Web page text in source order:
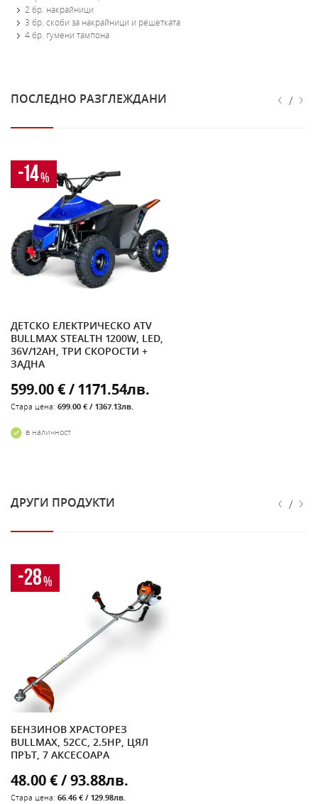
2 бр. накрайници
3 бр. скоби за накрайници и решетката
4 бр. гумени тампона
ПОСЛЕДНО РАЗГЛЕЖДАНИ ‹ / ›
-14%
ДЕТСКО ЕЛЕКТРИЧЕСКО ATV
BULLMAX STEALTH 1200W, LED,
36V/12AH, ТРИ СКОРОСТИ +
ЗАДНА
599.00 € / 1171.54лв.
Стара цена: 699.00 € / 1367.13лв.
в наличност
ДРУГИ ПРОДУКТИ ‹ / ›
-28%
БЕНЗИНОВ ХРАСТОРЕЗ
BULLMAX, 52CC, 2.5HP, ЦЯЛ
ПРЪТ, 7 АКСЕСОАРА
48.00 € / 93.88лв.
Стара цена: 66.46 € / 129.98лв.